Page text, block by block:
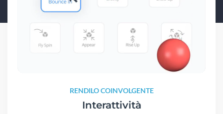
RENDILO COINVOLGENTE
Interattività